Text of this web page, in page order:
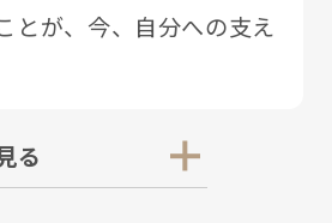
とが、今、⾃分への⽀え
る